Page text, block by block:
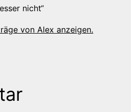
nicht“
von Alex anzeigen.